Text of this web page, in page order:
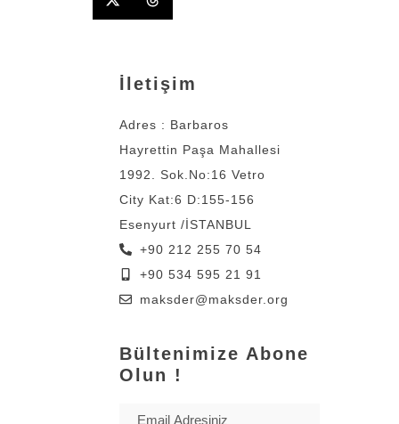
İletişim
Adres : Barbaros
Hayrettin Paşa Mahallesi
1992. Sok.No:16 Vetro
City Kat:6 D:155-156
Esenyurt /İSTANBUL
+90 212 255 70 54
+90 534 595 21 91
maksder@maksder.org
Bültenimize Abone
Olun !